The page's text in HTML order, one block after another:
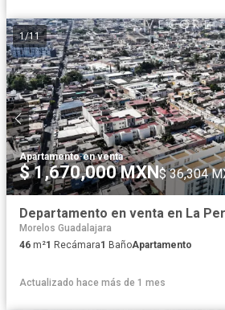
1/11
Apartamento·en venta
$ 1,670,000 MXN$ 36,304
Morelos Guadalajara
46 m²1 Recámara1 BañoApartamento
Actualizado hace más de 1 mes